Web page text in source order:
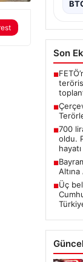
Son
■
■
■700
oldu.
■
Altına
■Üç
Güncel